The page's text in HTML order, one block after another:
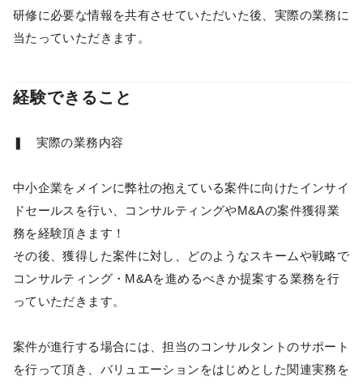
研修に必要な情報を共有させていただいた後、実際の業務に
当たっていただきます。
経験できること
❚ 実際の業務内容
中小企業をメインに弊社の抱えている案件に向けたインサイ
ドセールスを行い、コンサルティングやM&Aの案件獲得業
務を経験頂きます！
その後、獲得した案件に対し、どのようなスキームや戦略で
コンサルティング・M&Aを進めるべきか提案する業務を行
っていただきます。
案件が進行する場合には、担当のコンサルタントのサポート
を行って頂き、バリュエーションをはじめとした関連実務を